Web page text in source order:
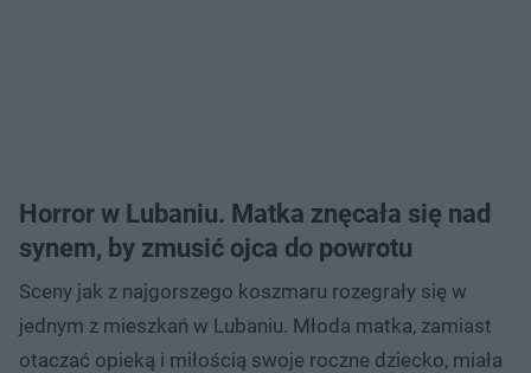
Horror w Lubaniu. Matka znęcała się nad
synem, by zmusić ojca do powrotu
Sceny jak z najgorszego koszmaru rozegrały się w
jednym z mieszkań w Lubaniu. Młoda matka, zamiast
otaczać opieką i miłością swoje roczne dziecko, miała